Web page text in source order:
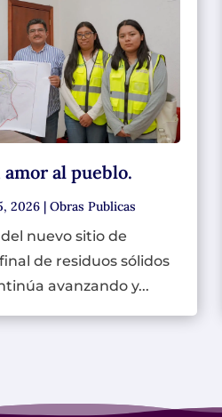
al pueblo.
2026| Obras Publicas
nuevo sitio de
de residuos sólidos
avanzando y...